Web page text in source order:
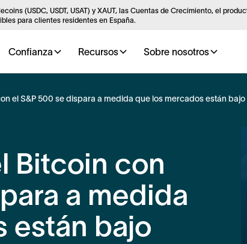
(USDC, USDT, USAT) y XAUT, las Cuentas de Crecimiento, el
para clientes residentes en España.
Confianza Recursos Sobre nosotros
el S&P 500 se dispara a medida que los mercados están
Bitcoin con
a medida
están bajo